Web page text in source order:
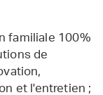
familiale 100%
de
et l'entretien ;